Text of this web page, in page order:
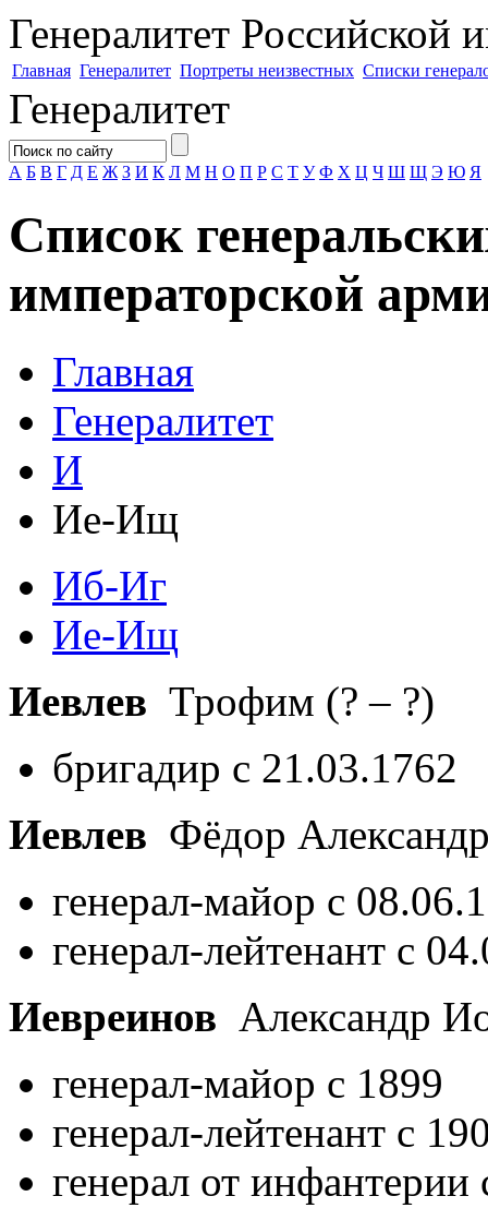
Генералитет Российской
Главная Генералитет Портреты неизвестных Списки
Генералитет
А Б В Г Д Е Ж З И К Л М Н О П Р С Т У Ф Х Ц Ч Ш Щ Э Ю Я
Список
императорской
Главная
Генералитет
И
Ие-Ищ
Иб-Иг
Ие-Ищ
Иевлев Трофим (? – ?)
бригадир с 21.03.1762
Иевлев Фёдор
генерал-майор с
генерал-лейтенант с
Иевреинов Александр
генерал-майор с 1899
генерал-лейтенант с
генерал от